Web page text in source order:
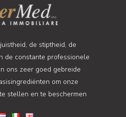
de stiptheid, de
de constante professionele
ons zeer goed gebreide
om onze
stellen en te beschermen